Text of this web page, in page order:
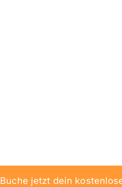
Buche jetzt dein